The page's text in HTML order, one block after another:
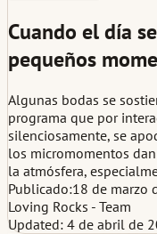
Cuando el día
pequeños
Algunas bodas se
programa que por
silenciosamente, se
los micromomentos
la atmósfera,
Publicado:18 de marzo
Loving Rocks - Team
Updated: 4 de abril de